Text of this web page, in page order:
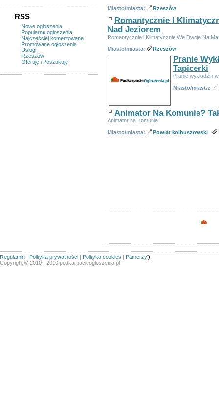
RSS
Nowe ogłoszenia
Popularne ogłoszenia
Najczęściej komentowane
Promowane ogłoszenia
Usługi
Rzeszów
Oferuję i Poszukuję
Miasto/miasta:
Rzeszów
Romantycznie I
Nad Jeziorem
Romantycznie i Klimatycznie We Dwoje Na
Miasto/miasta:
Rzeszów
Pranie
Tapicerki
Pranie wykładzin
Miasto/miasta:
Animator Na Komunie?
Animator na Komunie
Miasto/miasta:
Powiat kolbuszowski
Regulamin | Polityka prywatności | Polityka cookies | Patnerzy
Copyright © 2010 - 2010 podkarpacieogloszenia.pl
')